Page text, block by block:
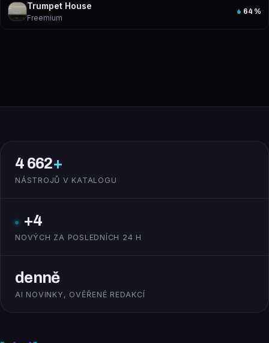
Trumpet House
Freemium
64 %
4 662+
NÁSTROJŮ V KATALOGU
+4
NOVÝCH ZA POSLEDNÍCH 24 H
denně
AI NOVINKY, OVĚŘENÉ REDAKCÍ